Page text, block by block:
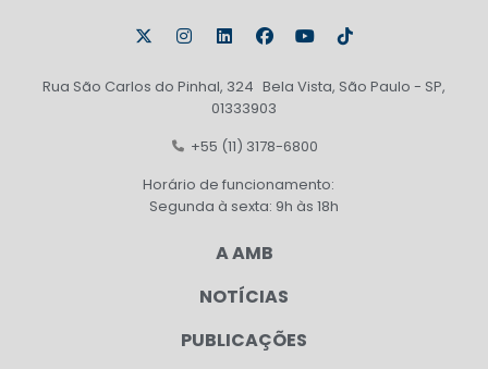
Rua São Carlos do Pinhal, 324 Bela Vista, São Paulo - SP,
01333903
+55 (11) 3178-6800
Horário de funcionamento:
Segunda à sexta: 9h às 18h
A AMB
NOTÍCIAS
PUBLICAÇÕES